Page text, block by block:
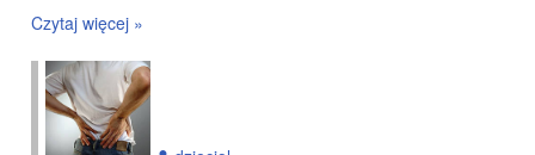
Czytaj więcej »